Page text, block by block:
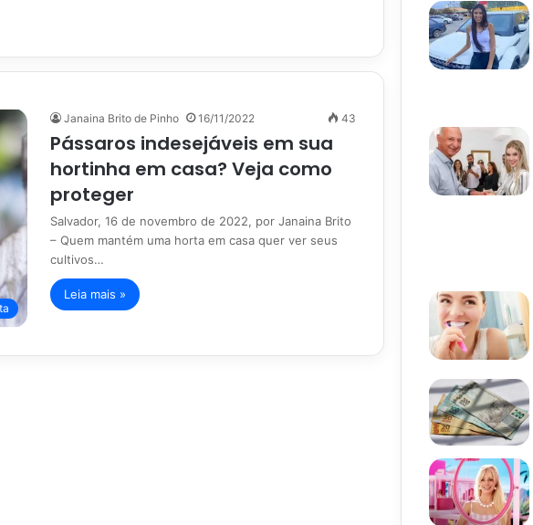
Janaina Brito de Pinho 16/11/2022 43
Pássaros indesejáveis em sua
hortinha em casa? Veja como
proteger
Salvador, 16 de novembro de 2022, por Janaina Brito
– Quem mantém uma horta em casa quer ver seus
cultivos…
Leia mais »